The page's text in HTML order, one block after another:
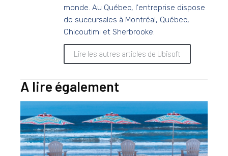
monde. Au Québec, l'entreprise dispose
de succursales à Montréal, Québec,
Chicoutimi et Sherbrooke.
Lire les autres articles de Ubisoft
A lire également